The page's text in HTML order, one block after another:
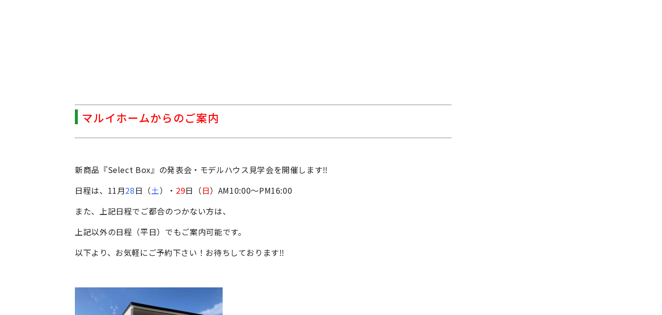
マルイホームからのご案内
新商品『Select Box』の発表会・モデルハウス見学会を開催します‼
日程は、11月28日（土）・ 29日（日）AM10:00～PM16:00
また、上記日程でご都合のつかない方は、
上記以外の日程（平日）でもご案内可能です。
以下より、お気軽にご予約下さい！お待ちしております‼